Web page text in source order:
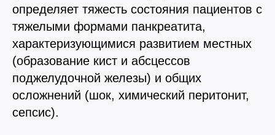
определяет тяжесть состояния пациентов с
тяжелыми формами панкреатита,
характеризующимися развитием местных
(образование кист и абсцессов
поджелудочной железы) и общих
осложнений (шок, химический перитонит,
сепсис).